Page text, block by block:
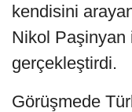
kendisini
Nikol Paşinyan
gerçekleştirdi.
Görüşmede